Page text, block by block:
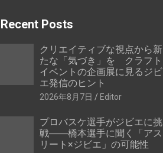
Recent Posts
クリエイティブな視点から新
たな「気づき」を クラフト
イベントの企画展に見るジビ
エ発信のヒント
2026年8月7日 Editor
プロバスケ選手がジビエに挑
戦――橋本選手に聞く「アス
リート×ジビエ」の可能性